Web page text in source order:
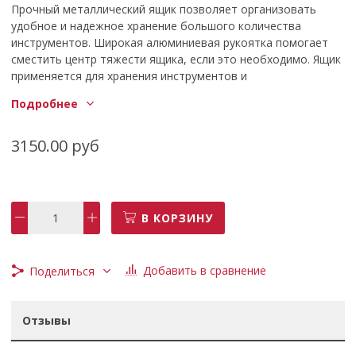
Прочный металлический ящик позволяет организовать
удобное и надежное хранение большого количества
инструментов. Широкая алюминиевая рукоятка помогает
сместить центр тяжести ящика, если это необходимо. Ящик
применяется для хранения инструментов и
Подробнее
3150.00 руб
В КОРЗИНУ
Поделиться Добавить в сравнение
Отзывы